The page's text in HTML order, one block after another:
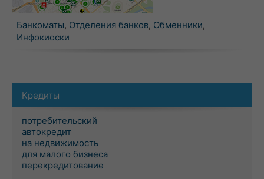
Банкоматы, Отделения банков, Обменники,
Инфокиоски
Кредиты
потребительский
автокредит
на недвижимость
для малого бизнеса
перекредитование